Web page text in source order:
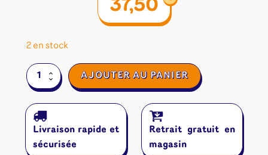
37,50
2 en stock
quantité
de
No
Neko
AJOUTER AU PANIER
Livraison rapide et
sécurisée
Retrait gratuit en
magasin